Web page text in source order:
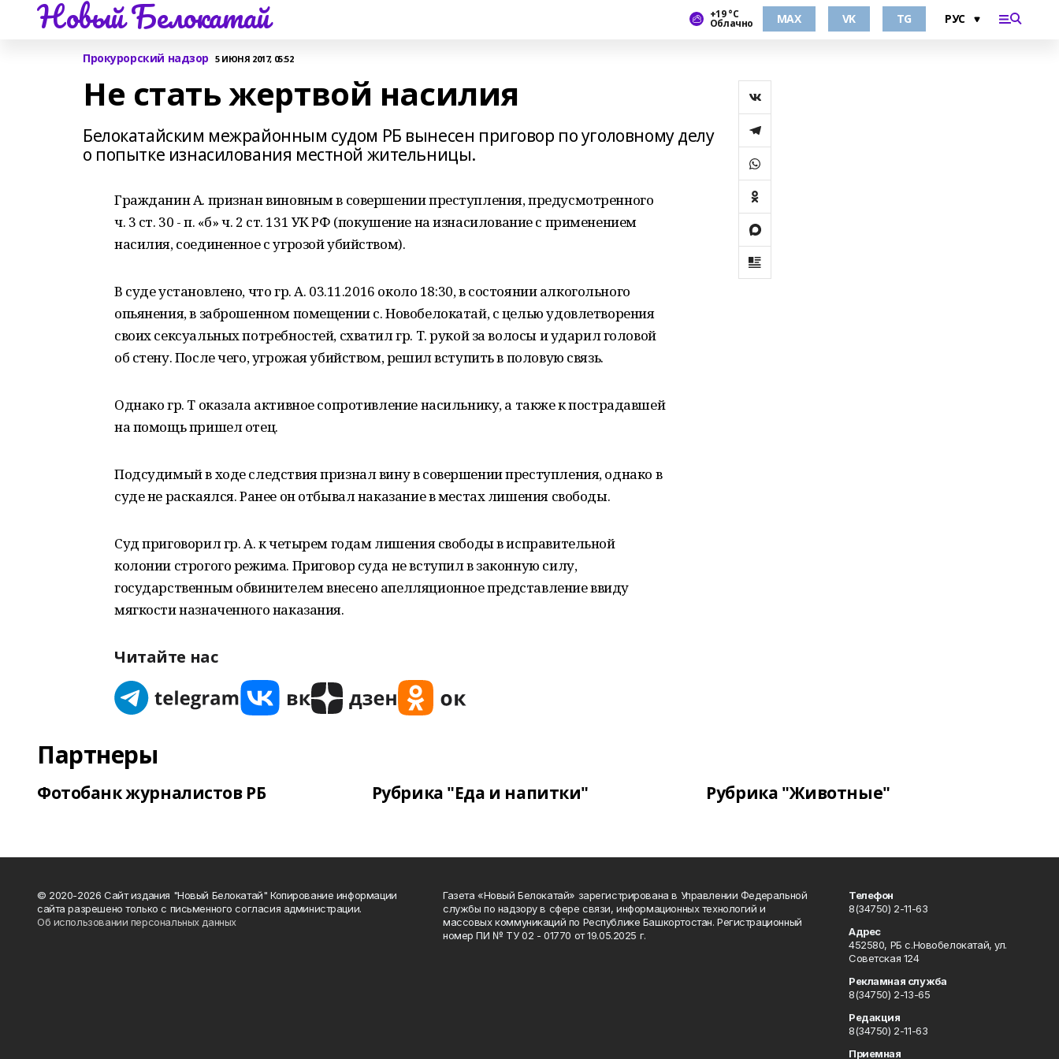
Новый Белокатай +19 °С
Облачно MAX VK TG
Прокурорский надзор 5 ИЮНЯ 2017, 05:52
Не стать жертвой насилия
Белокатайским межрайонным судом РБ вынесен приговор по уголовному делу
о попытке изнасилования местной жительницы.
Гражданин А. признан виновным в совершении преступления, предусмотренного
ч. 3 ст. 30 - п. «б» ч. 2 ст. 131 УК РФ (покушение на изнасилование с применением
насилия, соединенное с угрозой убийством).
В суде установлено, что гр. А. 03.11.2016 около 18:30, в состоянии алкогольного
опьянения, в заброшенном помещении с. Новобелокатай, с целью удовлетворения
своих сексуальных потребностей, схватил гр. Т. рукой за волосы и ударил головой
об стену. После чего, угрожая убийством, решил вступить в половую связь.
Однако гр. Т оказала активное сопротивление насильнику, а также к пострадавшей
на помощь пришел отец.
Подсудимый в ходе следствия признал вину в совершении преступления, однако в
суде не раскаялся. Ранее он отбывал наказание в местах лишения свободы.
Суд приговорил гр. А. к четырем годам лишения свободы в исправительной
колонии строгого режима. Приговор суда не вступил в законную силу,
государственным обвинителем внесено апелляционное представление ввиду
мягкости назначенного наказания.
Читайте нас
Партнеры
Фотобанк журналистов РБ Рубрика "Еда и напитки" Рубрика "Животные"
© 2020-2026 Сайт издания "Новый Белокатай" Копирование информации
сайта разрешено только с письменного согласия администрации.
Об использовании персональных данных
Газета «Новый Белокатай» зарегистрирована в Управлении Федеральной
службы по надзору в сфере связи, информационных технологий и
массовых коммуникаций по Республике Башкортостан. Регистрационный
номер ПИ № ТУ 02 - 01770 от 19.05.2025 г.
Телефон
8(34750) 2-11-63
Адрес
452580, РБ с.Новобелокатай, ул.
Советская 124
Рекламная служба
8(34750) 2-13-65
Редакция
8(34750) 2-11-63
Приемная